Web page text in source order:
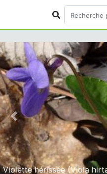
Violette hérissée (Viola
Previous